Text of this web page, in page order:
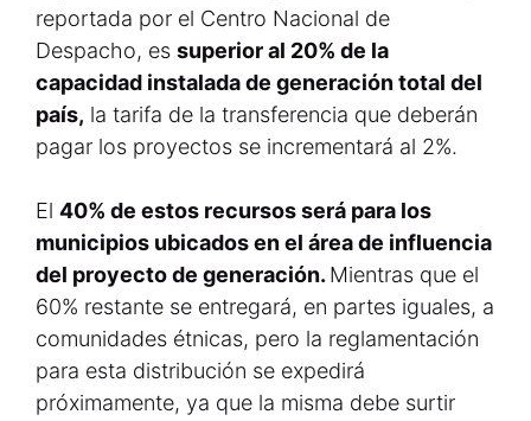
reportada por el Centro Nacional de
Despacho, es superior al 20% de la
capacidad instalada de generación total del
país, la tarifa de la transferencia que deberán
pagar los proyectos se incrementará al 2%.
El 40% de estos recursos será para los
municipios ubicados en el área de influencia
del proyecto de generación. Mientras que el
60% restante se entregará, en partes iguales, a
comunidades étnicas, pero la reglamentación
para esta distribución se expedirá
próximamente, ya que la misma debe surtir